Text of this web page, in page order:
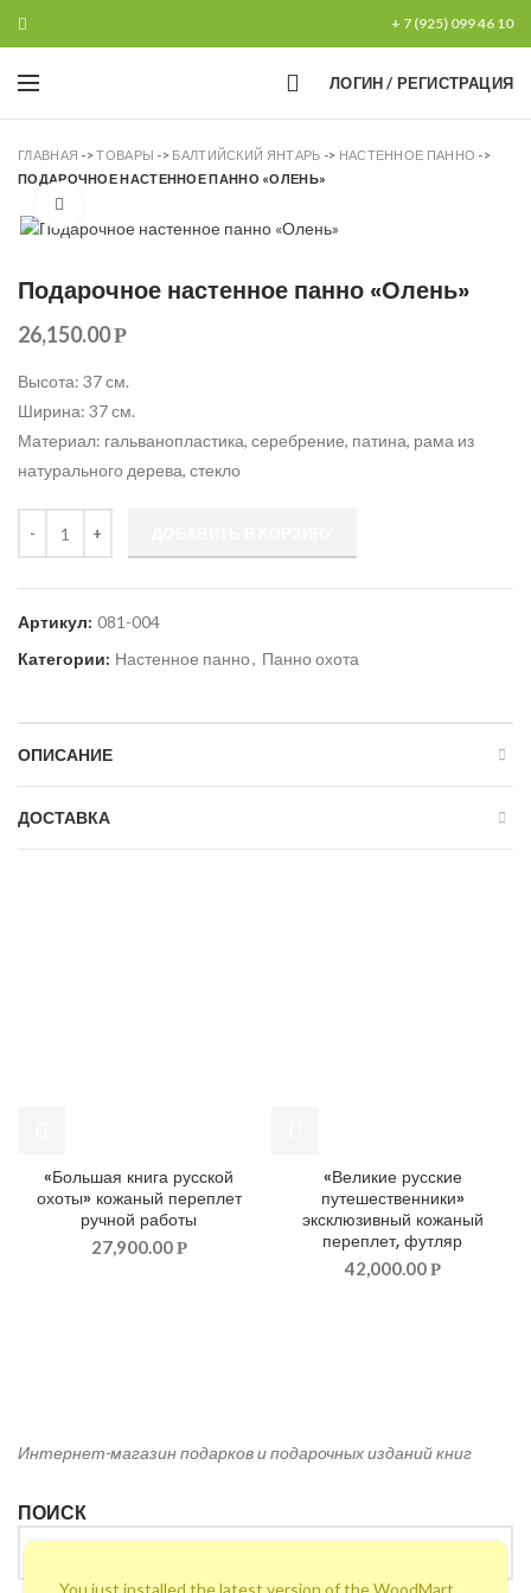
+ 7 (925) 099 46 10
0 ЛОГИН / РЕГИСТРАЦИЯ
ГЛАВНАЯ ->ТОВАРЫ -> БАЛТИЙСКИЙ ЯНТАРЬ -> НАСТЕННОЕ ПАННО ->
ПОДАРОЧНОЕ НАСТЕННОЕ ПАННО «ОЛЕНЬ»
Подарочное настенное панно «Олень»
26,150.00Р
Высота: 37 см.
Ширина: 37 см.
Материал: гальванопластика, серебрение, патина, рама из
натурального дерева, стекло
Артикул: 081-004
Категории: Настенное панно, Панно охота
ОПИСАНИЕ
ДОСТАВКА
«Большая книга русской
охоты» кожаный переплет
ручной работы
27,900.00Р
«Великие русские
путешественники»
эксклюзивный кожаный
переплет, футляр
42,000.00Р
Интернет-магазин подарков и подарочных изданий книг
ПОИСК
You just installed the latest version of the WoodMart